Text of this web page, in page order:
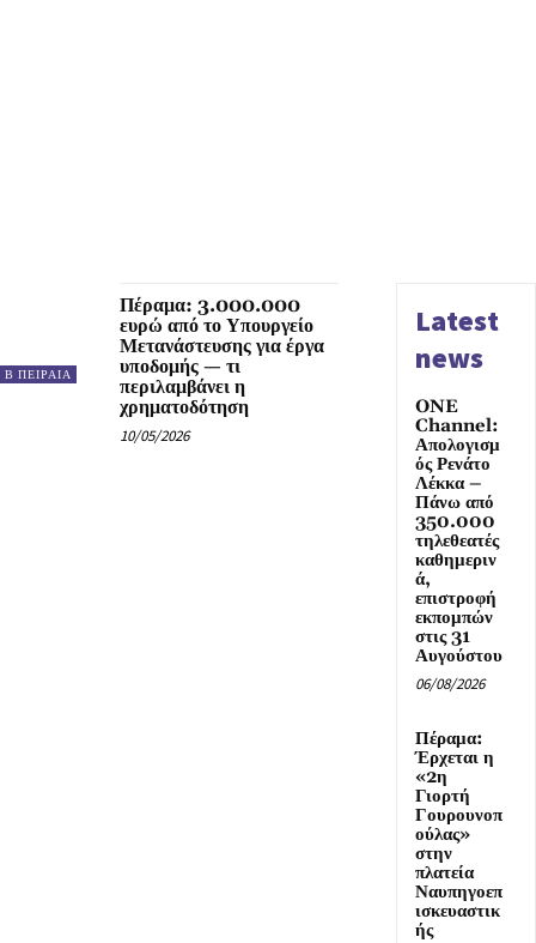
Β ΠΕΙΡΑΙΑ
Πέραμα: 3.000.000
ευρώ από το Υπουργείο
Μετανάστευσης για έργα
υποδομής — τι
περιλαμβάνει η
χρηματοδότηση
10/05/2026
Latest
news
ONE
Channel:
Απολογισμ
ός Ρενάτο
Λέκκα –
Πάνω από
350.000
τηλεθεατές
καθημεριν
ά,
επιστροφή
εκπομπών
στις 31
Αυγούστου
06/08/2026
Πέραμα:
Έρχεται η
«2η
Γιορτή
Γουρουνοπ
ούλας»
στην
πλατεία
Ναυπηγοεπ
ισκευαστικ
ής